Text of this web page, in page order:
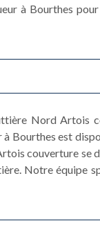
à Bourthes
Nord Artois
Bourthes est
couverture se
Notre équipe